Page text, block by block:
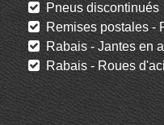
Pneus discontinués
Remises postales -
Rabais - Jantes en
Rabais - Roues